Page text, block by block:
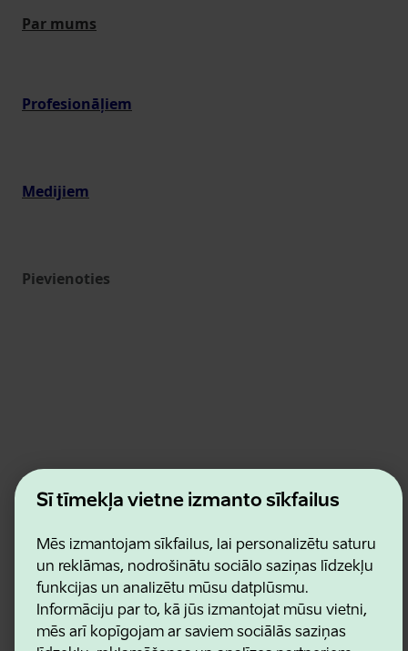
Šī tīmekļa vietne izmanto sīkfailus
Mēs izmantojam sīkfailus, lai personalizētu saturu
un reklāmas, nodrošinātu sociālo saziņas līdzekļu
funkcijas un analizētu mūsu datplūsmu.
Informāciju par to, kā jūs izmantojat mūsu vietni,
mēs arī kopīgojam ar saviem sociālās saziņas
Par mums
Profesionāļiem
Medijiem
Pievienoties
Estonian Business and Innovation Agency
Kontakti
Lietošanas noteikumi
Sīkdatņu un konfidencialitātes politika